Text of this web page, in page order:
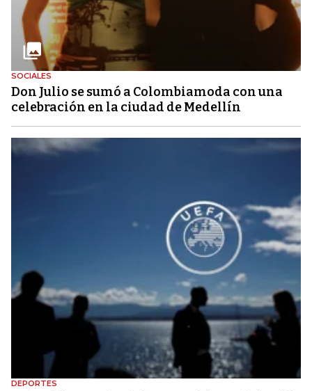
SOCIALES
Don Julio se sumó a Colombiamoda con una
celebración en la ciudad de Medellín
DEPORTES